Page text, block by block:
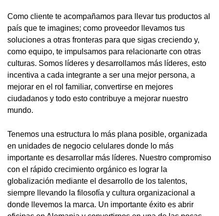
Como cliente te acompañamos para llevar tus productos al
país que te imagines; como proveedor llevamos tus
soluciones a otras fronteras para que sigas creciendo y,
como equipo, te impulsamos para relacionarte con otras
culturas. Somos líderes y desarrollamos más líderes, esto
incentiva a cada integrante a ser una mejor persona, a
mejorar en el rol familiar, convertirse en mejores
ciudadanos y todo esto contribuye a mejorar nuestro
mundo.
Tenemos una estructura lo más plana posible, organizada
en unidades de negocio celulares donde lo más
importante es desarrollar más líderes. Nuestro compromiso
con el rápido crecimiento orgánico es lograr la
globalización mediante el desarrollo de los talentos,
siempre llevando la filosofía y cultura organizacional a
donde llevemos la marca. Un importante éxito es abrir